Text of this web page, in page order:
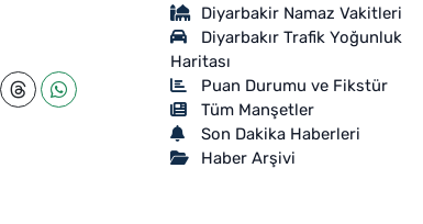
Diyarbakir Namaz Vakitleri
Diyarbakır Trafik Yoğunluk
Haritası
Puan Durumu ve Fikstür
Tüm Manşetler
Son Dakika Haberleri
Haber Arşivi